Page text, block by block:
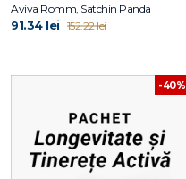
Aviva Romm, Satchin Panda
91.34 lei 152.22 lei
-40%